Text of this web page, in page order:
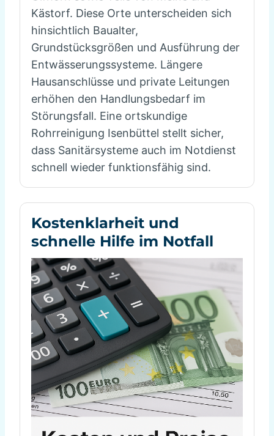
Kästorf. Diese Orte unterscheiden sich
hinsichtlich Baualter,
Grundstücksgrößen und Ausführung der
Entwässerungssysteme. Längere
Hausanschlüsse und private Leitungen
erhöhen den Handlungsbedarf im
Störungsfall. Eine ortskundige
Rohrreinigung Isenbüttel stellt sicher,
dass Sanitärsysteme auch im Notdienst
schnell wieder funktionsfähig sind.
Kostenklarheit und
schnelle Hilfe im Notfall